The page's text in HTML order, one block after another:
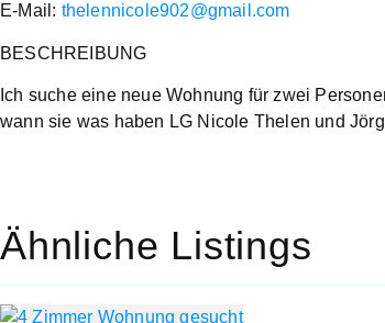
E-Mail: thelennicole902@gmail.com
BESCHREIBUNG
Ich suche eine neue Wohnung für zwei
wann sie was haben LG Nicole Thelen und
Ähnliche Listings